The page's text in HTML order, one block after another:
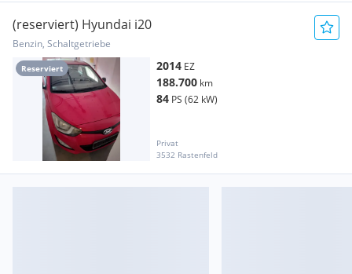
Reserviert
(reserviert) Hyundai i20
Benzin, Schaltgetriebe
2014 EZ
188.700 km
84 PS (62 kW)
Privat
3532 Rastenfeld